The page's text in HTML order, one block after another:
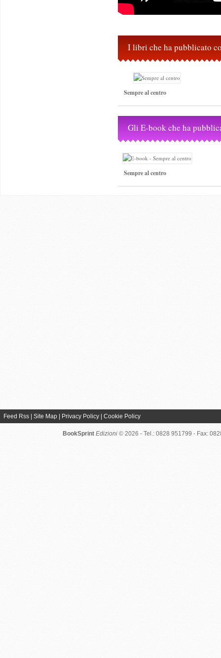
I libri che ha pubblicato
Sempre al centro
Gli E-book che ha
Sempre al centro
Feed Rss Site Map Privacy Policy Cookie Policy
BookSprint Edizioni © 2026 - Tel.: 0828 951799 - Fax: